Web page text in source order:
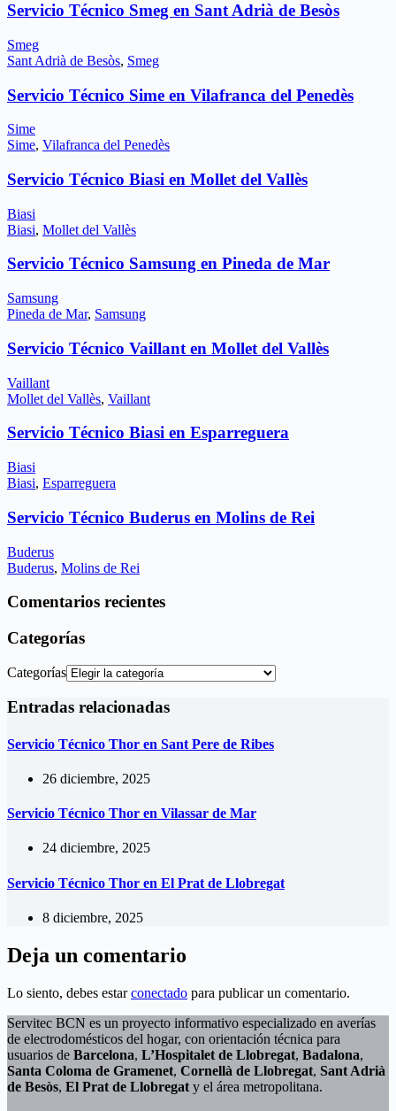
Servicio Técnico Smeg en Sant Adrià de Besòs
Smeg
Sant Adrià de Besòs, Smeg
Servicio Técnico Sime en Vilafranca del Penedès
Sime
Sime, Vilafranca del Penedès
Servicio Técnico Biasi en Mollet del Vallès
Biasi
Biasi, Mollet del Vallès
Servicio Técnico Samsung en Pineda de Mar
Samsung
Pineda de Mar, Samsung
Servicio Técnico Vaillant en Mollet del Vallès
Vaillant
Mollet del Vallès, Vaillant
Servicio Técnico Biasi en Esparreguera
Biasi
Biasi, Esparreguera
Servicio Técnico Buderus en Molins de Rei
Buderus
Buderus, Molins de Rei
Comentarios recientes
Categorías
Categorías
Entradas relacionadas
Servicio Técnico Thor en Sant Pere de Ribes
26 diciembre, 2025
Servicio Técnico Thor en Vilassar de Mar
24 diciembre, 2025
Servicio Técnico Thor en El Prat de Llobregat
8 diciembre, 2025
Deja un comentario
Lo siento, debes estarconectado para publicar un comentario.
Servitec BCN es un proyecto informativo especializado en averías
de electrodomésticos del hogar, con orientación técnica para
usuarios de Barcelona, L’Hospitalet de Llobregat, Badalona,
Santa Coloma de Gramenet, Cornellà de Llobregat, Sant Adrià
de Besòs, El Prat de Llobregat y el área metropolitana.